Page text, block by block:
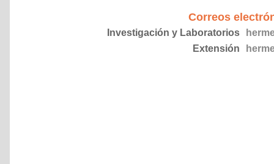
Correos
Investigación y Laboratorios
Extensión